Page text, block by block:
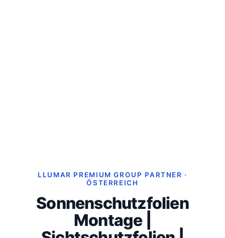
LLUMAR PREMIUM GROUP PARTNER ·
ÖSTERREICH
Sonnenschutzfolien
Montage |